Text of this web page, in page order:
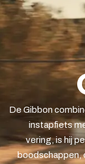
De Gibbon
instapfiets
vering, is hij
boodschappen,